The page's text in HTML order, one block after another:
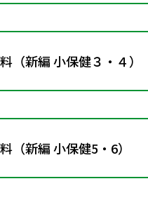
（新編 小保健３・４）
（新編 小保健5・6）